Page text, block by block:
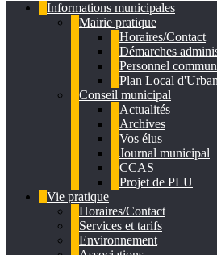
Informations municipales
Mairie pratique
Horaires/Contact
Démarches
Personnel
Plan Local
Conseil municipal
Actualités
Archives
Vos élus
Journal municipal
CCAS
Projet de PLU
Vie pratique
Horaires/Contact
Services et tarifs
Environnement